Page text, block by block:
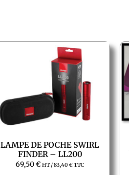
LAMPE DE POCHE SWIRL
FINDER – LL200
69,50€ HT /83,40€TTC